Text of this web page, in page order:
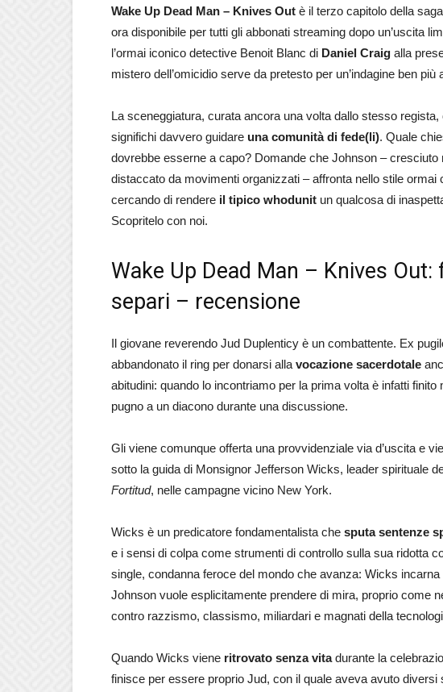
Wake Up Dead Man – Knives Out è il terzo capitolo della
ora disponibile per tutti gli abbonati streaming dopo un’uscita
l’ormai iconico detective Benoit Blanc di Daniel Craig alla
mistero dell’omicidio serve da pretesto per un’indagine ben
La sceneggiatura, curata ancora una volta dallo stesso
significhi davvero guidare una comunità di fede(li). Quale
dovrebbe esserne a capo? Domande che Johnson – cresciuto
distaccato da movimenti organizzati – affronta nello stile ormai
cercando di rendere il tipico whodunit un qualcosa di
Scopritelo con noi.
Wake Up Dead Man – Knives
separi – recensione
Il giovane reverendo Jud Duplenticy è un combattente. Ex
abbandonato il ring per donarsi alla vocazione sacerdotale
abitudini: quando lo incontriamo per la prima volta è infatti
pugno a un diacono durante una discussione.
Gli viene comunque offerta una provvidenziale via d’uscita e
sotto la guida di Monsignor Jefferson Wicks, leader spirituale
Fortitud, nelle campagne vicino New York.
Wicks è un predicatore fondamentalista che sputa sentenze
e i sensi di colpa come strumenti di controllo sulla sua ridotta
single, condanna feroce del mondo che avanza: Wicks incarna
Johnson vuole esplicitamente prendere di mira, proprio come
contro razzismo, classismo, miliardari e magnati della
Quando Wicks viene ritrovato senza vitadurante la
finisce per essere proprio Jud, con il quale aveva avuto